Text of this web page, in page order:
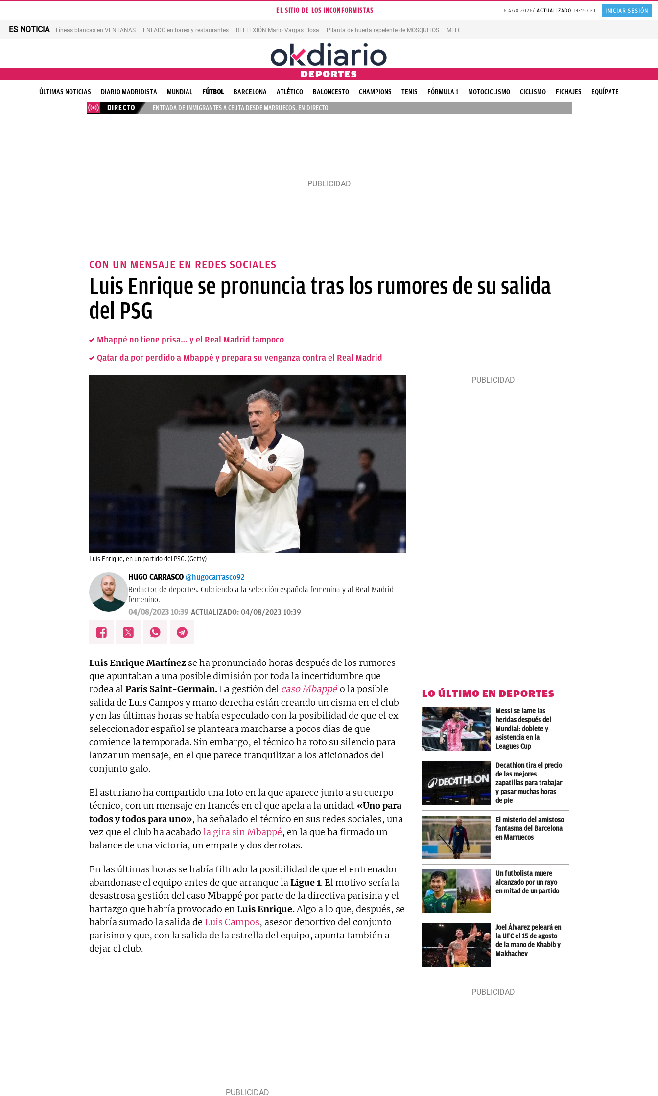
EL SITIO DE LOS INCONFORMISTAS 6 AGO 2026 ACTUALIZADO 14:45CET INICIAR SESIÓN
ES NOTICIA Líneas blancas en VENTANAS ENFADO en bares y restaurantes REFLEXIÓN Mario Vargas Llosa Pllanta de huerta repelente de MOSQUITOS MELÓN en agricultura madrileña
DEPORTES
ÚLTIMAS NOTICIAS DIARIO MADRIDISTA MUNDIAL FÚTBOL BARCELONA ATLÉTICO BALONCESTO CHAMPIONS TENIS FÓRMULA 1 MOTOCICLISMO CICLISMO FICHAJES
EQUÍPATE
DIRECTO
ENTRADA DE INMIGRANTES A CEUTA DESDE MARRUECOS, EN DIRECTO
CON UN MENSAJE EN REDES SOCIALES
Luis Enrique se pronuncia tras los rumores de su salida
del PSG
Mbappé no tiene prisa… y el Real Madrid tampoco
Qatar da por perdido a Mbappé y prepara su venganza contra el Real Madrid
Luis Enrique, en un partido del PSG. (Getty)
HUGO CARRASCO @hugocarrasco92
Redactor de deportes. Cubriendo a la selección española femenina y al Real Madrid
femenino.
04/08/2023 10:39 ACTUALIZADO: 04/08/2023 10:39
Luis Enrique Martínez se ha pronunciado horas después de los rumores
que apuntaban a una posible dimisión por toda la incertidumbre que
rodea alParís Saint-Germain. La gestión del caso Mbappéo la posible
salida de Luis Campos y mano derecha están creando un cisma en el club
y en las últimas horas se había especulado con la posibilidad de que el ex
seleccionador español se planteara marcharse a pocos días de que
comience la temporada. Sin embargo, el técnico ha roto su silencio para
lanzar un mensaje, en el que parece tranquilizar a los aficionados del
conjunto galo.
El asturiano ha compartido una foto en la que aparece junto a su cuerpo
técnico, con un mensaje en francés en el que apela a la unidad. «Uno para
todos y todos para uno», ha señalado el técnico en sus redes sociales, una
vez que el club ha acabado la gira sin Mbappé, en la que ha firmado un
balance de una victoria, un empate y dos derrotas.
En las últimas horas se había filtrado la posibilidad de que el entrenador
abandonase el equipo antes de que arranque laLigue1. El motivo sería la
desastrosa gestión del caso Mbappé por parte de la directiva parisina y el
hartazgo que habría provocado enLuis Enrique.Algo a lo que, después, se
habría sumado la salida de Luis Campos, asesor deportivo del conjunto
parisino y que, con la salida de la estrella del equipo, apunta también a
dejar el club.
LO ÚLTIMO EN DEPORTES
Messi se lame las
heridas después del
Mundial: doblete y
asistencia en la
Leagues Cup
Decathlon tira el precio
de las mejores
zapatillas para trabajar
y pasar muchas horas
de pie
El misterio del amistoso
fantasma del Barcelona
en Marruecos
Un futbolista muere
alcanzado por un rayo
en mitad de un partido
Joel Álvarez peleará en
la UFC el 15 de agosto
de la mano de Khabib y
Makhachev